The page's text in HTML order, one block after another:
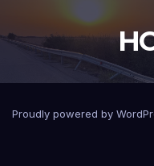
Proudly powered by